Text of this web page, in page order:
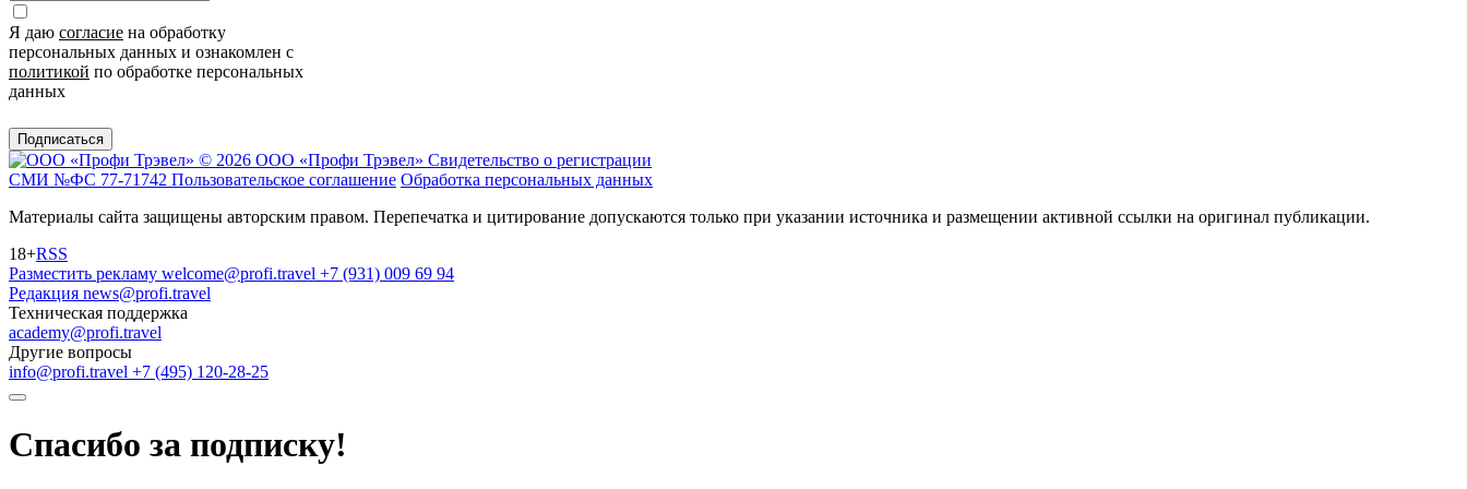
Я даю согласие на обработку
персональных данных и ознакомлен с
политикой по обработке персональных
данных
Подписаться
© 2026 ООО «Профи Трэвeл» Свидетельство о регистрации
СМИ №ФС 77-71742 Пользовательское соглашение Обработка персональных данных
Материалы сайта защищены авторским правом. Перепечатка и цитирование допускаются только при указании источника и размещении активной ссылки на оригинал публикации.
18+RSS
Разместить рекламу welcome@profi.travel +7 (931) 009 69 94
Редакция news@profi.travel
Техническая поддержка
academy@profi.travel
Другие вопросы
info@profi.travel +7 (495) 120-28-25
Спасибо за подписку!